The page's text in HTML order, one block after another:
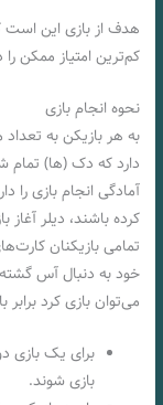
کم‌ترین امتیاز ممکن
نحوه انجام بازی
به هر بازیکن به
دارد که دک (ها) تمام
آمادگی انجام بازی را
تمامی بازیکنان
خود به دنبال آس
می‌توان بازی کرد
برای یک بازی
بازی شوند.